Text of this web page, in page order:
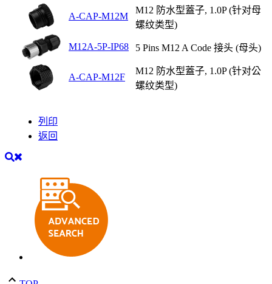
A-CAP-M12M
M12 防水型蓋子, 1.0P (针对母
螺纹类型)
M12A-5P-IP68 5 Pins M12 A Code 接头 (母头)
A-CAP-M12F
M12 防水型蓋子, 1.0P (针对公
螺纹类型)
列印
返回